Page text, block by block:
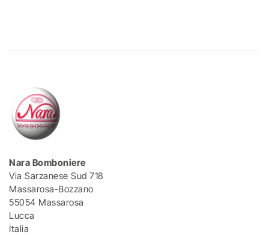
Nara Bomboniere
Via Sarzanese Sud 718
Massarosa-Bozzano
55054 Massarosa
Lucca
Italia